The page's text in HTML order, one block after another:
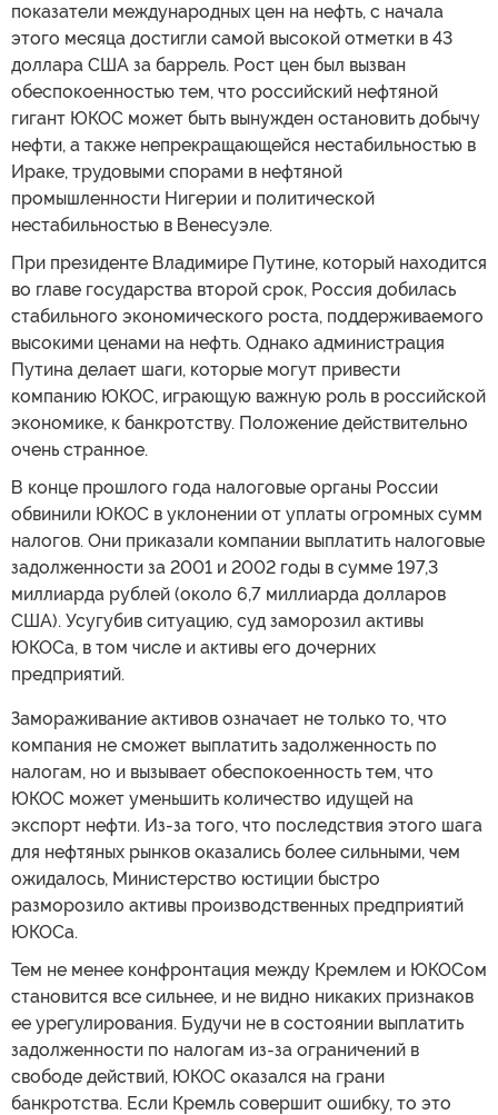
показатели международных цен на нефть, с начала
этого месяца достигли самой высокой отметки в 43
доллара США за баррель. Рост цен был вызван
обеспокоенностью тем, что российский нефтяной
гигант ЮКОС может быть вынужден остановить добычу
нефти, а также непрекращающейся нестабильностью в
Ираке, трудовыми спорами в нефтяной
промышленности Нигерии и политической
нестабильностью в Венесуэле.
При президенте Владимире Путине, который находится
во главе государства второй срок, Россия добилась
стабильного экономического роста, поддерживаемого
высокими ценами на нефть. Однако администрация
Путина делает шаги, которые могут привести
компанию ЮКОС, играющую важную роль в российской
экономике, к банкротству. Положение действительно
очень странное.
В конце прошлого года налоговые органы России
обвинили ЮКОС в уклонении от уплаты огромных сумм
налогов. Они приказали компании выплатить налоговые
задолженности за 2001 и 2002 годы в сумме 197,3
миллиарда рублей (около 6,7 миллиарда долларов
США). Усугубив ситуацию, суд заморозил активы
ЮКОСа, в том числе и активы его дочерних
предприятий.
Замораживание активов означает не только то, что
компания не сможет выплатить задолженность по
налогам, но и вызывает обеспокоенность тем, что
ЮКОС может уменьшить количество идущей на
экспорт нефти. Из-за того, что последствия этого шага
для нефтяных рынков оказались более сильными, чем
ожидалось, Министерство юстиции быстро
разморозило активы производственных предприятий
ЮКОСа.
Тем не менее конфронтация между Кремлем и ЮКОСом
становится все сильнее, и не видно никаких признаков
ее урегулирования. Будучи не в состоянии выплатить
задолженности по налогам из-за ограничений в
свободе действий, ЮКОС оказался на грани
банкротства. Если Кремль совершит ошибку, то это